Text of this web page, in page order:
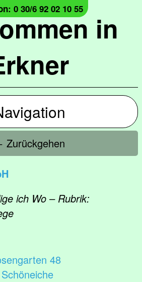
in
0 30/6 92 02 10 55
Zurückgehen
ich Wo – Rubrik:
48